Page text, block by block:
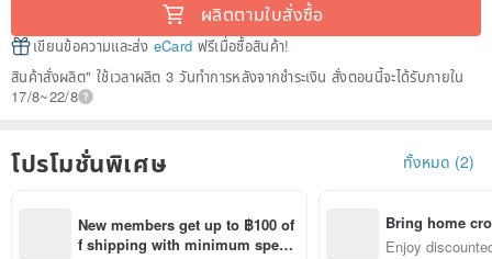
ผลิตตามใบสั่งซื้อ
เขียนข้อความและส่ง eCard ฟรีเมื่อซื้อสินค้า!
สินค้าสั่งผลิต" ใช้เวลาผลิต 3 วันทำการหลังจากชำระเงิน สั่งตอนนี้จะได้รับภายใน
17/8~22/8
โปรโมชั่นพิเศษ ทั้งหมด (2)
New members get up to ฿100 of
f shipping with minimum spen
Bring home
n with ease
Enjoy